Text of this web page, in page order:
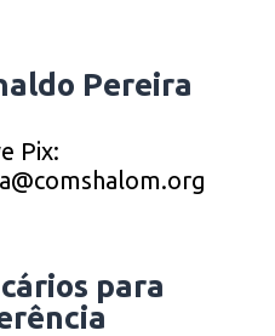
Pereira
Pix:
para